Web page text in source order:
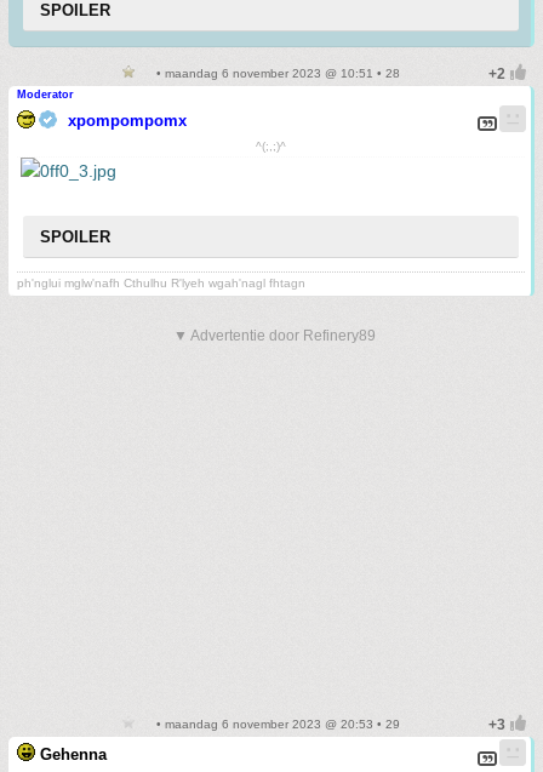
SPOILER
• maandag 6 november 2023 @ 10:51 • 28
Moderator
xpompompomx
^(;,;)^
SPOILER
ph'nglui mglw'nafh Cthulhu R'lyeh wgah'nagl fhtagn
▼ Advertentie door Refinery89
• maandag 6 november 2023 @ 20:53 • 29
Gehenna